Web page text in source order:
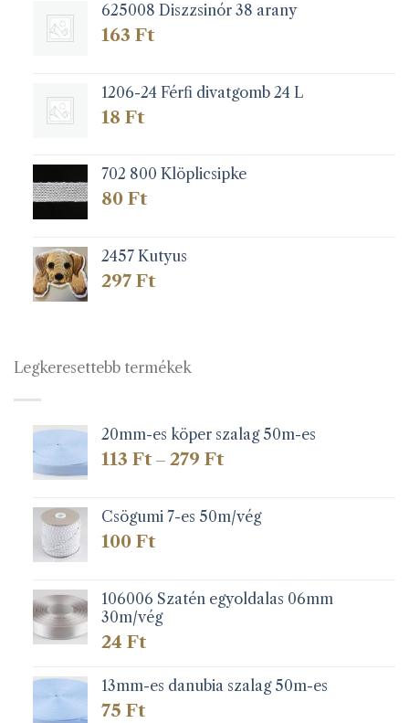
625008 Diszzsinór 38 arany
163 Ft
1206-24 Férfi divatgomb 24 L
18 Ft
702 800 Klöplicsipke
80 Ft
2457 Kutyus
297 Ft
Legkeresettebb termékek
20mm-es köper szalag 50m-es
113 Ft – 279 FtÁrtartomány:
279 Ft
Csögumi 7-es 50m/vég
100 Ft
106006 Szatén egyoldalas 06mm
30m/vég
24 Ft
13mm-es danubia szalag 50m-es
75 Ft